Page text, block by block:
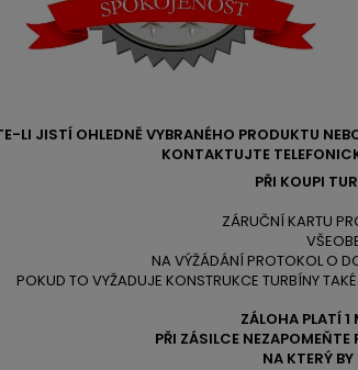
LI JISTÍ OHLEDNĚ VYBRANÉHO PRODUKTU
KONTAKTUJTE
PŘI KOUPI
ZÁRUČNÍ KARTU
NA VÝŽÁDÁNÍ PROTOKOL O
POKUD TO VYŽADUJE KONSTRUKCE TURBÍNY
ZÁLOHA PLATÍ
PŘI ZÁSILCE
NA KTERÝ